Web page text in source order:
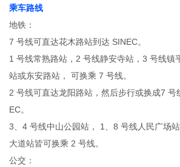
乘车路线
地铁：
7 号线可直达花木路站到达 SINEC。
1 号线常熟路站，2 号线静安寺站，3 号线镇
站或东安路站， 可换乘 7 号线。
2 号线可直达龙阳路站，然后步行或换成7 号
EC。
3、4 号线中山公园站， 1、8 号线人民广场
大道站皆可换乘 2 号线。
公交：